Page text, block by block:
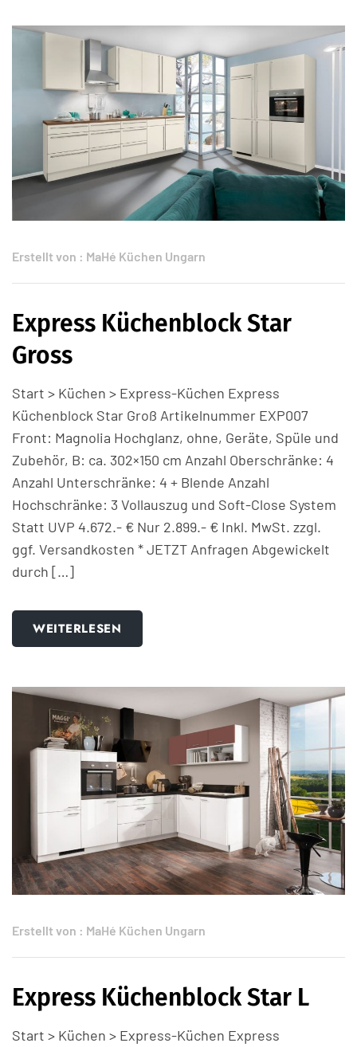
Erstellt von : MaHé Küchen Ungarn
Express Küchenblock Star
Gross
Start > Küchen > Express-Küchen Express
Küchenblock Star Groß Artikelnummer EXP007
Front: Magnolia Hochglanz, ohne, Geräte, Spüle und
Zubehör, B: ca. 302×150 cm Anzahl Oberschränke: 4
Anzahl Unterschränke: 4 + Blende Anzahl
Hochschränke: 3 Vollauszug und Soft-Close System
Statt UVP 4.672.- € Nur 2.899.- € Inkl. MwSt. zzgl.
ggf. Versandkosten * JETZT Anfragen Abgewickelt
durch […]
WEITERLESEN
Erstellt von : MaHé Küchen Ungarn
Express Küchenblock Star L
Start > Küchen > Express-Küchen Express